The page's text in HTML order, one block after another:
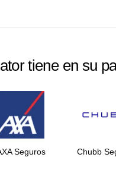
tiene en su
Seguros Chubb